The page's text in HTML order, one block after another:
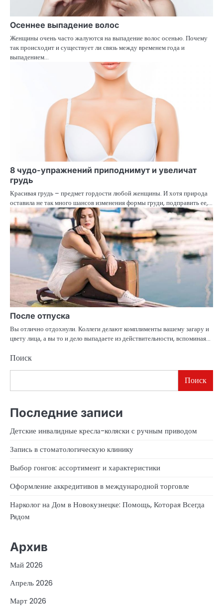
Осеннее выпадение волос
Женщины очень часто жалуются на выпадение волос осенью. Почему
так происходит и существует ли связь между временем года и
выпадением…
8 чудо-упражнений приподнимут и увеличат
грудь
Красивая грудь – предмет гордости любой женщины. И хотя природа
оставила не так много шансов изменения формы груди, подправить ее,…
После отпуска
Вы отлично отдохнули. Коллеги делают комплименты вашему загару и
цвету лица, а вы то и дело выпадаете из действительности, вспоминая…
Поиск
Поиск
Последние записи
Детские инвалидные кресла-коляски с ручным приводом
Запись в стоматологическую клинику
Выбор гонгов: ассортимент и характеристики
Оформление аккредитивов в международной торговле
Нарколог на Дом в Новокузнецке: Помощь, Которая Всегда
Рядом
Архив
Май 2026
Апрель 2026
Март 2026